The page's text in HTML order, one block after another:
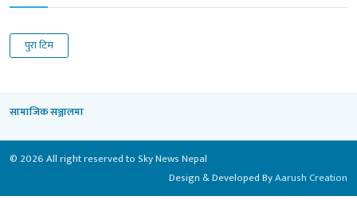
पुरा टिम
सामाजिक सञ्जालमा
© 2026 All right reserved to Sky News Nepal
Design & Developed ByAarush Creation